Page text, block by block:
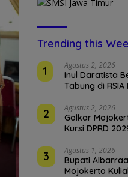
Trending this
1
Agustus 2, 2026
Inul Daratista
Tabung di RSIA
2 Agustus 2, 2026
Golkar
Kursi DPRD
3 Agustus 1, 2026
Bupati
Mojokerto